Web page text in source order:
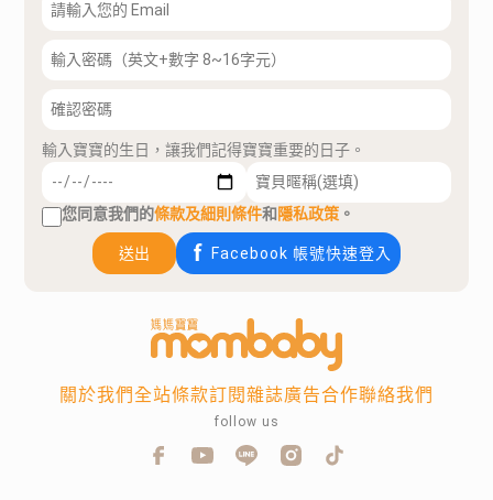
輸入寶寶的生日，讓我們記得寶寶重要的日子。
您同意我們的條款及細則條件和隱私政策 。
送出 Facebook 帳號快速登入
關於我們全站條款訂閱雜誌廣告合作聯絡我們
follow us